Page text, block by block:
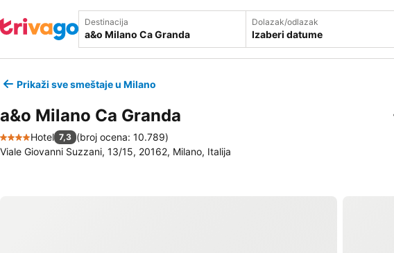
Destinacija Dolazak/odlazak
Izaberi datume
Prikaži sve smeštaje u Milano
a&o Milano Ca Granda
4 Zvezdice
Hotel 7,3 (broj ocena: 10.789)
Viale Giovanni Suzzani, 13/15, 20162, Milano, Italija